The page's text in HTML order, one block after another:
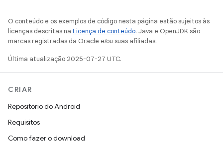
O conteúdo e os exemplos de código nesta página estão sujeitos às
licenças descritas na Licença de conteúdo. Java e OpenJDK são
marcas registradas da Oracle e/ou suas afiliadas.
Última atualização 2025-07-27 UTC.
CRIAR
Repositório do Android
Requisitos
Como fazer o download